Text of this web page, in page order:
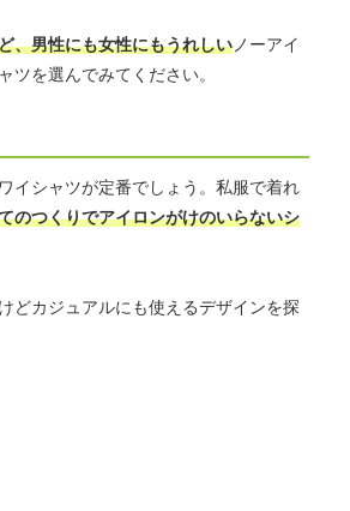
、男性にも女性にもうれしい ノーアイ
ツを選んでみてください。
イシャツが定番でしょう。私服で着れ
のつくりでアイロンがけのいらないシ
どカジュアルにも使えるデザインを探